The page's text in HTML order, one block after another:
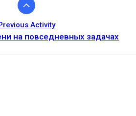
Activity
на повседневных задачах